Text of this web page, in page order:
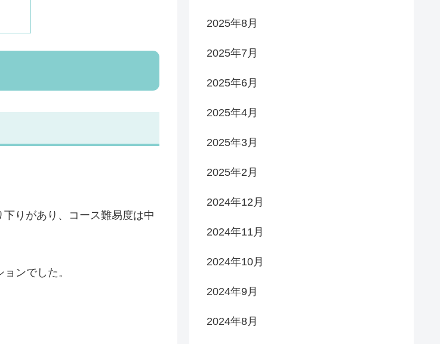
りがあり、コース難易度は中
ンでした。
2025年8月
2025年7月
2025年6月
2025年4月
2025年3月
2025年2月
2024年12月
2024年11月
2024年10月
2024年9月
2024年8月